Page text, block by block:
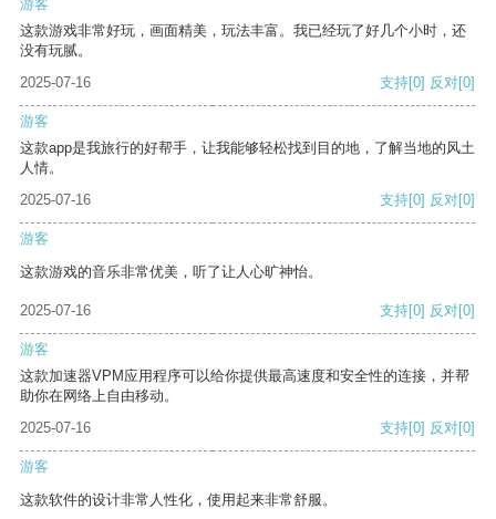
游客
这款游戏非常好玩，画面精美，玩法丰富。我已经玩了好几个小时，还
没有玩腻。
2025-07-16
支持[0] 反对[0]
游客
这款app是我旅行的好帮手，让我能够轻松找到目的地，了解当地的风土
人情。
2025-07-16
支持[0] 反对[0]
游客
这款游戏的音乐非常优美，听了让人心旷神怡。
2025-07-16 支持[0] 反对[0]
游客
这款加速器VPM应用程序可以给你提供最高速度和安全性的连接，并帮
助你在网络上自由移动。
2025-07-16
支持[0] 反对[0]
游客
这款软件的设计非常人性化，使用起来非常舒服。